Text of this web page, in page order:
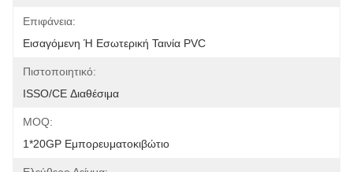
Επιφάνεια:
Εισαγόμενη Ή Εσωτερική Ταινία PVC
Πιστοποιητικό:
ISSO/CE Διαθέσιμα
MOQ:
1*20GP Εμπορευματοκιβώτιο